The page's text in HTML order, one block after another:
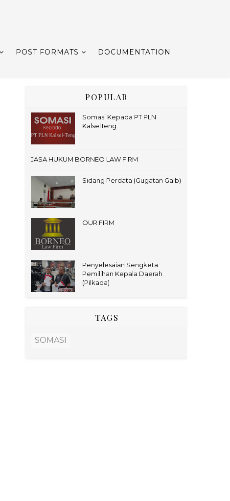
POST FORMATS DOCUMENTATION
POPULAR
Somasi Kepada PT PLN
KalselTeng
JASA HUKUM BORNEO LAW FIRM
Sidang Perdata (Gugatan Gaib)
OUR FIRM
Penyelesaian Sengketa
Pemilihan Kepala Daerah
(Pilkada)
TAGS
SOMASI